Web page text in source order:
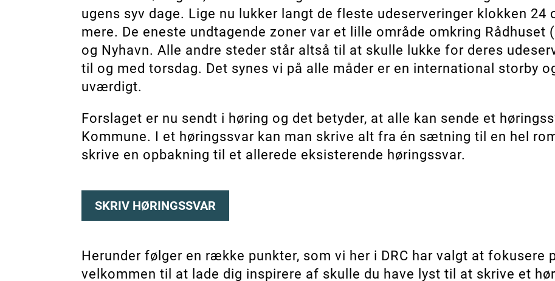
ugens syv dage. Lige nu lukker langt de fleste udeserveringer klokken 24
mere. De eneste undtagende zoner var et lille område omkring Rådhuset
og Nyhavn. Alle andre steder står altså til at skulle lukke for deres
til og med torsdag. Det synes vi på alle måder er en international storby
uværdigt.
Forslaget er nu sendt i høring og det betyder, at alle kan sende et
Kommune. I et høringssvar kan man skrive alt fra én sætning til en hel
skrive en opbakning til et allerede eksisterende høringssvar.
SKRIV HØRINGSSVAR
Herunder følger en række punkter, som vi her i DRC har valgt at fokusere
velkommen til at lade dig inspirere af skulle du have lyst til at skrive et